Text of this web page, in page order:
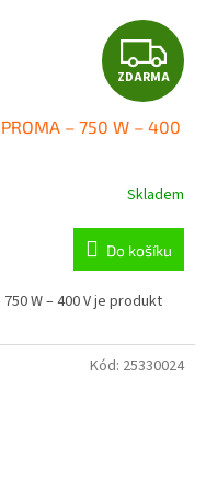
Z
D
A
R
M
A
ZDARMA
– 750 W – 400
Skladem
Do košíku
W – 400 V je produkt
Kód: 25330024